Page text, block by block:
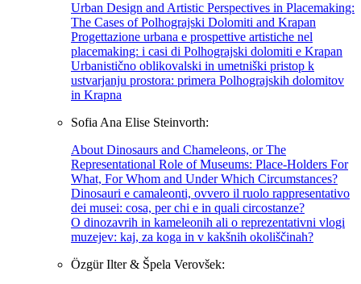
Urban Design and Artistic Perspectives in Placemaking:
The Cases of Polhograjski Dolomiti and Krapan
Progettazione urbana e prospettive artistiche nel
placemaking: i casi di Polhograjski dolomiti e Krapan
Urbanistično oblikovalski in umetniški pristop k
ustvarjanju prostora: primera Polhograjskih dolomitov
in Krapna
Sofia Ana Elise Steinvorth:
About Dinosaurs and Chameleons, or The
Representational Role of Museums: Place-Holders For
What, For Whom and Under Which Circumstances?
Dinosauri e camaleonti, ovvero il ruolo rappresentativo
dei musei: cosa, per chi e in quali circostanze?
O dinozavrih in kameleonih ali o reprezentativni vlogi
muzejev: kaj, za koga in v kakšnih okoliščinah?
Özgür Ilter & Špela Verovšek: